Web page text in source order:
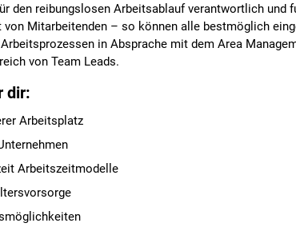
den reibungslosen Arbeitsablauf verantwortlich
Mitarbeitenden – so können alle bestmöglich
in Absprache mit dem Area
von Team Leads.
dir:
Arbeitsplatz
Arbeitszeitmodelle